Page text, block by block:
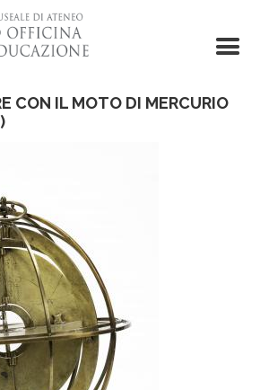
CON IL MOTO DI MERCURIO